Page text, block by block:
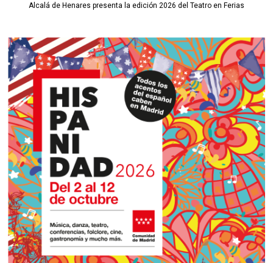
Alcalá de Henares presenta la edición 2026 del Teatro en Ferias